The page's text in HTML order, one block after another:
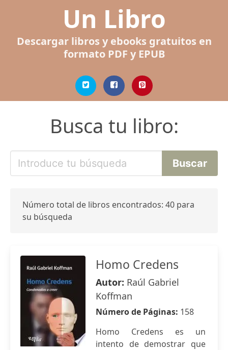
Un Libro
Descargar libros y ebooks gratuitos en
formato PDF y EPUB
Busca tu libro:
Número total de libros encontrados: 40 para
su búsqueda
Homo Credens
Autor: Raúl Gabriel
Koffman
Número de Páginas: 158
Homo Credens es un
intento de demostrar que